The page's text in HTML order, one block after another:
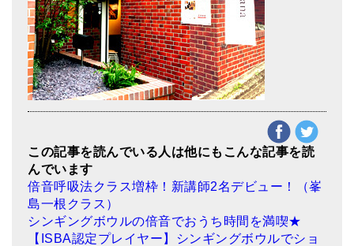
この記事を読んでいる人は他にもこんな記事を読
んでいます
倍音呼吸法クラス増枠！新講師2名デビュー！（峯
島一根クラス）
シンギングボウルの倍音でおうち時間を満喫★
【ISBA認定プレイヤー】シンギングボウルでショ